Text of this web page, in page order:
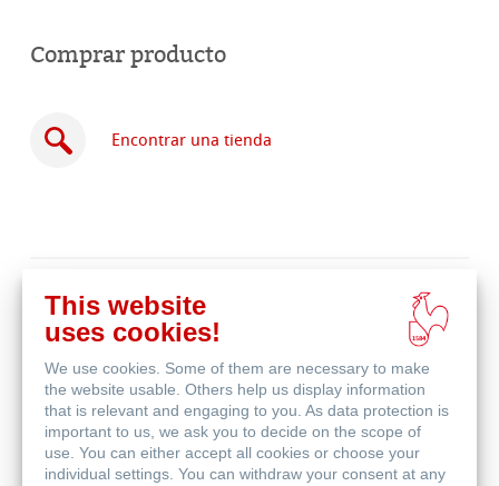
Comprar producto
Encontrar una tienda
línea
Productos relacionados
This website
uses cookies!
We use cookies. Some of them are necessary to make
the website usable. Others help us display information
that is relevant and engaging to you. As data protection is
important to us, we ask you to decide on the scope of
use. You can either accept all cookies or choose your
individual settings. You can withdraw your consent at any